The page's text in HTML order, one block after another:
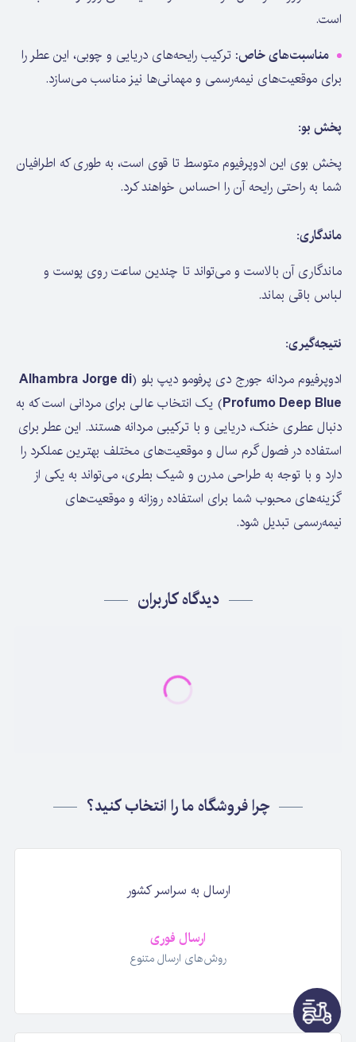
است.
مناسبت‌های خاص: ترکیب رایحه‌های دریایی و چوبی، این عطر را
برای موقعیت‌های نیمه‌رسمی و مهمانی‌ها نیز مناسب می‌سازد.
پخش بو:
پخش بوی این ادوپرفیوم متوسط تا قوی است، به طوری که اطرافیان
شما به راحتی رایحه آن را احساس خواهند کرد.
ماندگاری:
ماندگاری آن بالاست و می‌تواند تا چندین ساعت روی پوست و
لباس باقی بماند.
نتیجه‌گیری:
ادوپرفیوم مردانه جورج دی پرفومو دیپ بلو (Alhambra Jorge di
Profumo Deep Blue) یک انتخاب عالی برای مردانی است که به
دنبال عطری خنک، دریایی و با ترکیبی مردانه هستند. این عطر برای
استفاده در فصول گرم سال و موقعیت‌های مختلف بهترین عملکرد را
دارد و با توجه به طراحی مدرن و شیک بطری، می‌تواند به یکی از
گزینه‌های محبوب شما برای استفاده روزانه و موقعیت‌های
نیمه‌رسمی تبدیل شود.
دیدگاه کاربران
چرا فروشگاه ما را انتخاب کنید؟
ارسال به سراسر کشور
ارسال فوری
روش‌های ارسال متنوع